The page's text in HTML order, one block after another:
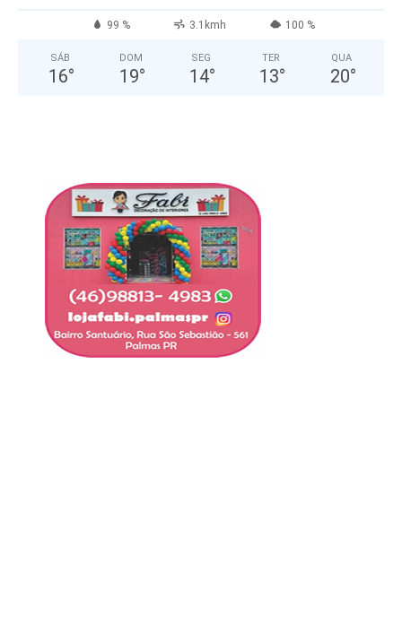
99 % 3.1kmh 100 %
SÁB
16°
DOM
19°
SEG
14°
TER
13°
QUA
20°